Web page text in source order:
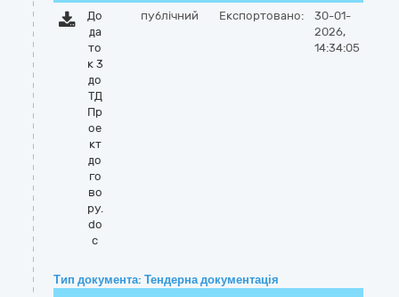
До
да
то
к 3
до
ТД
Пр
ое
кт
до
го
во
ру.
do
c
публічний Експортовано:
30-01-
2026,
14:34:05
Тип документа: Тендерна документація